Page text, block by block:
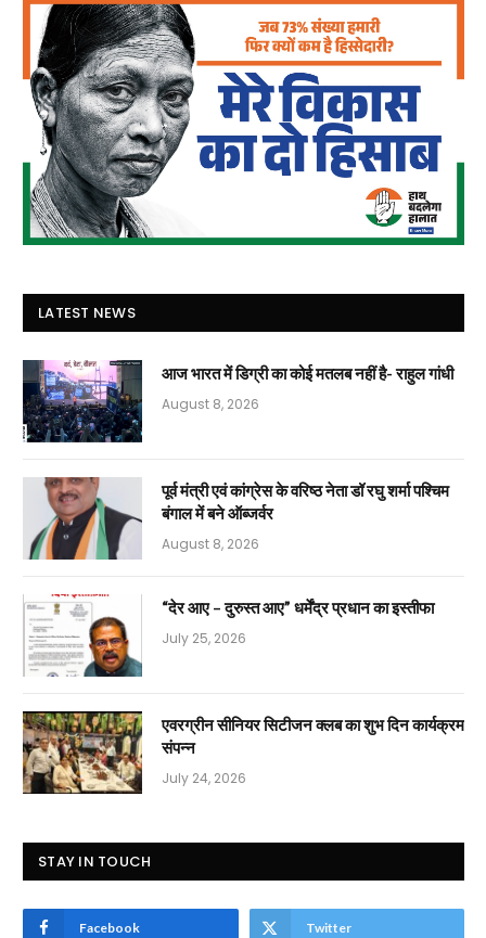
LATEST NEWS
आज भारत में डिग्री का कोई मतलब नहीं है- राहुल गांधी
August 8, 2026
पूर्व मंत्री एवं कांग्रेस के वरिष्ठ नेता डॉ रघु शर्मा पश्चिम
बंगाल में बने ऑब्जर्वर
August 8, 2026
“देर आए – दुरुस्त आए” धर्मेंद्र प्रधान का इस्तीफा
July 25, 2026
एवरग्रीन सीनियर सिटीजन क्लब का शुभ दिन कार्यक्रम
संपन्न
July 24, 2026
STAY IN TOUCH
Facebook Twitter